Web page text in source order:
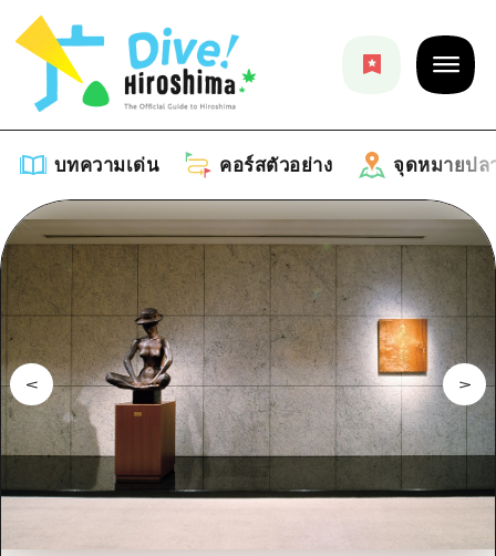
บทความเด่น คอร์สตัวอย่าง จุดหมายปล
บทความเด่น
รายการ
คำแนะนำ
ศิลปะ
งานอีเว้นท์ / เทศกาล
อาหารรสเลิศ / สุรา
คอร์สตัวอย่าง
รายการ
คู่มือ Dive! Hiroshima
ฮิโรชิม่า โมชิ โมชิ ทราเวล
บริเวณรอบเมืองฮิโรชิม่า
จุดหมายปลายทาง
รายการ
บริเวณรอบเมืองฮิโรชิม่า
อีเว้นท์
ข้อมูลตามฤดูกาล